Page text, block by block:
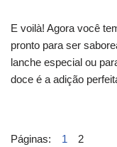
E voilà! Agora você
pronto para ser
lanche especial ou
doce é a adição
Páginas: 1 2